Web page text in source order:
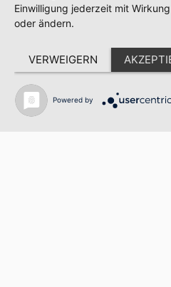
© 2020-2026 Hopfenfreuden. All
Einwilligung jederzeit mit
oder ändern.
VERWEIGERN
Powered by